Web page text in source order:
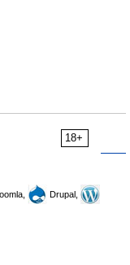
18+
Drupal,